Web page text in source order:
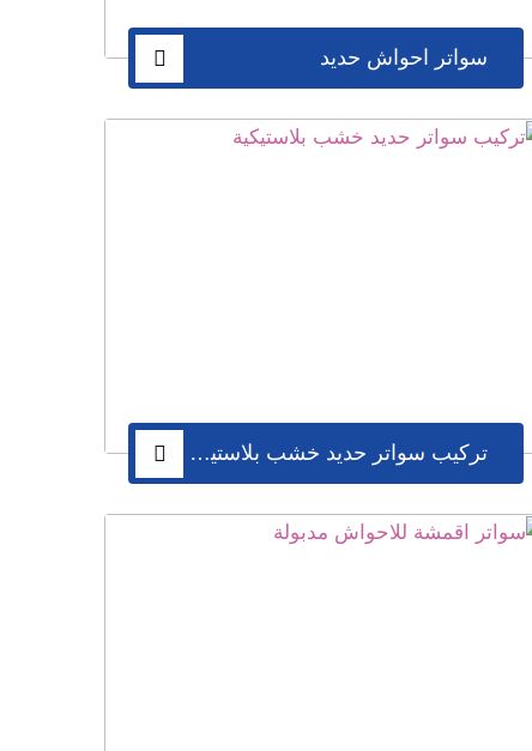
سواتر احواش حديد
تركيب سواتر حديد خشب بلاستيكية